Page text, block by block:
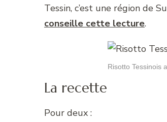
Tessin, c’est une région de
conseille cette lecture.
Risotto Tessinois
La recette
Pour deux :